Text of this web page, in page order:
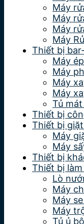
Máy
Máy
Máy
Máy
Thiết bị
Máy
Máy
Máy
Máy
Tủ
Thiết bị
Thiết bị
Máy
Máy
Thiết bị
Thiết bị
Lò
Máy
Máy
Máy
Tủ ủ